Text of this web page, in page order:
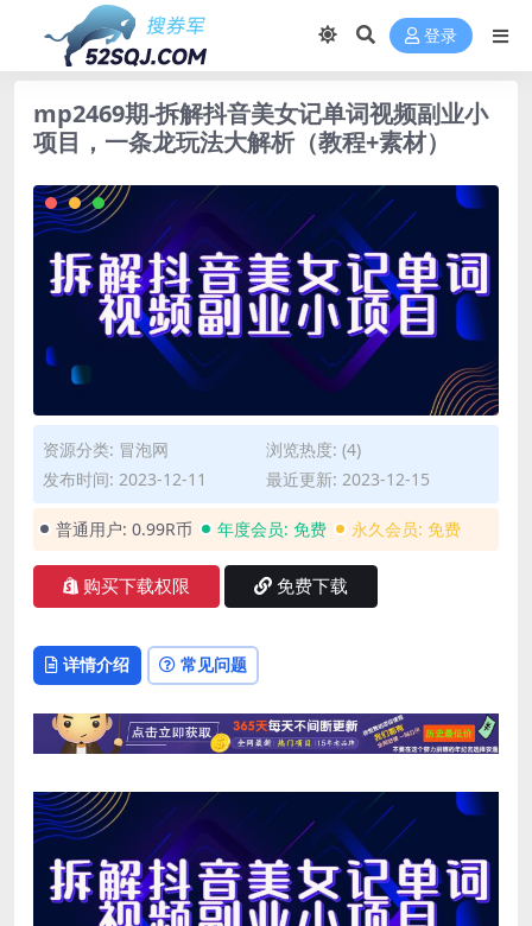
登录
mp2469期-拆解抖音美女记单词视频副业小
项目，一条龙玩法大解析（教程+素材）
资源分类: 冒泡网
浏览热度: (4)
发布时间: 2023-12-11
最近更新: 2023-12-15
普通用户: 0.99R币 年度会员: 免费 永久会员: 免费
购买下载权限 免费下载
详情介绍 常见问题